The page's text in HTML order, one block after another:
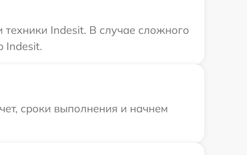
Indesit. В случае сложного
Indesit.
сроки выполнения и начнем